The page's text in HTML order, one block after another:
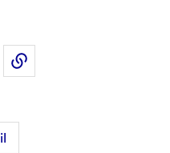
Twitter)
LinkedIn
Partager par email